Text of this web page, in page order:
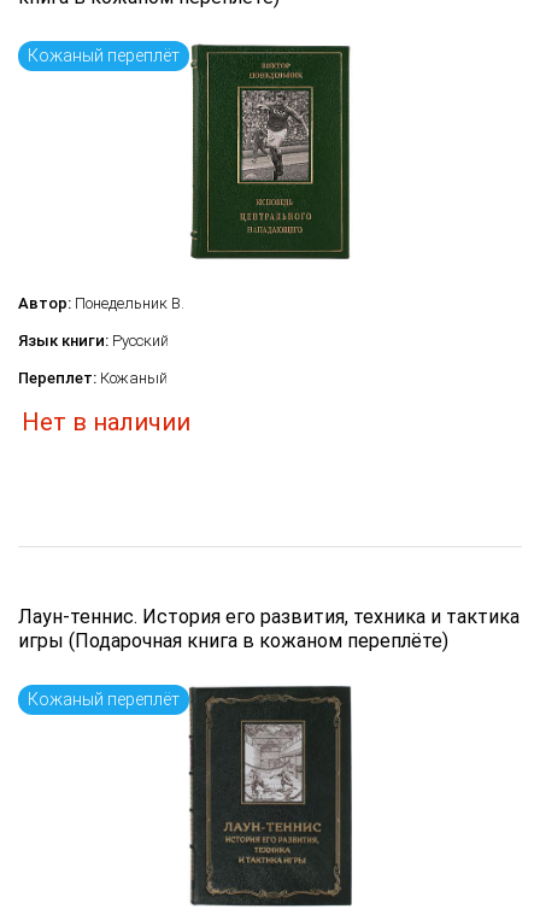
Кожаный переплёт
Автор: Понедельник В.
Язык книги: Русский
Переплет: Кожаный
Нет в наличии
Лаун-теннис. История его развития, техника и тактика
игры (Подарочная книга в кожаном переплёте)
Кожаный переплёт